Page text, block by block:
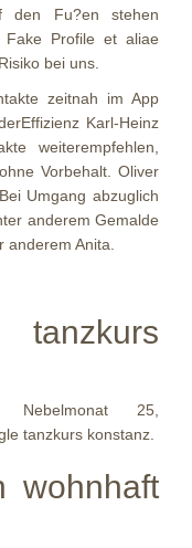
den Fu?en stehen
Fake Profile et aliae
bei uns.
zeitnah im App
Karl-Heinz
weiterempfehlen,
Vorbehalt. Oliver
Umgang abzuglich
anderem Gemalde
Anita.
tanzkurs
25,
tanzkurs konstanz.
wohnhaft